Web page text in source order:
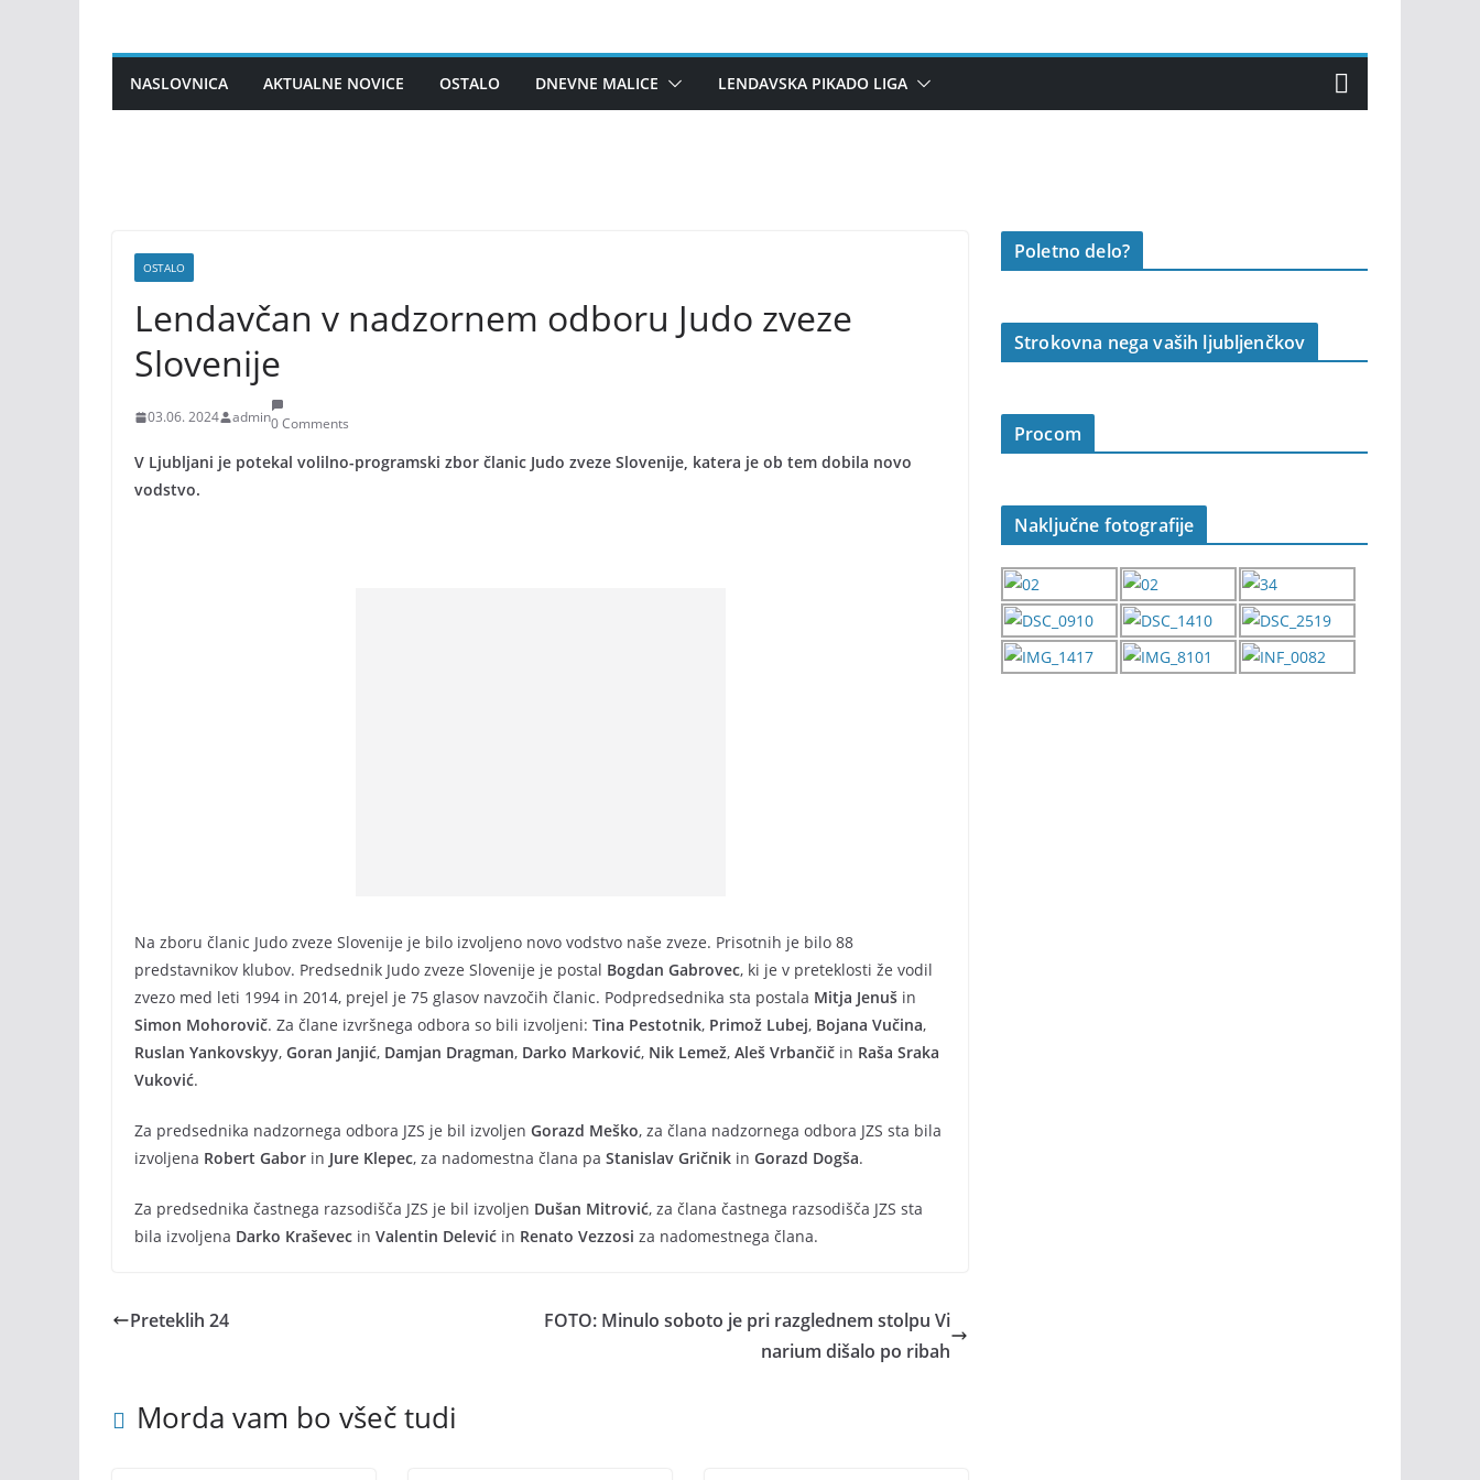
contentNASLOVNICA AKTUALNE NOVICE OSTALO DNEVNE MALICE LENDAVSKA PIKADO LIGA
OSTALO
Lendavčan v nadzornem odboru Judo zveze
Slovenije
03.06. 2024 admin0 Comments
V Ljubljani je potekal volilno-programski zbor članic Judo zveze Slovenije, katera je ob tem dobila novo
vodstvo.
Na zboru članic Judo zveze Slovenije je bilo izvoljeno novo vodstvo naše zveze. Prisotnih je bilo 88
predstavnikov klubov. Predsednik Judo zveze Slovenije je postal Bogdan Gabrovec, ki je v preteklosti že vodil
zvezo med leti 1994 in 2014, prejel je 75 glasov navzočih članic. Podpredsednika sta postala Mitja Jenuš in
Simon Mohorovič. Za člane izvršnega odbora so bili izvoljeni: Tina Pestotnik, Primož Lubej, Bojana Vučina,
Ruslan Yankovskyy, Goran Janjić, Damjan Dragman, Darko Marković, Nik Lemež, Aleš Vrbančič in Raša Sraka
Vuković.
Za predsednika nadzornega odbora JZS je bil izvoljen Gorazd Meško, za člana nadzornega odbora JZS sta bila
izvoljena Robert Gabor in Jure Klepec, za nadomestna člana pa Stanislav Gričnik in Gorazd Dogša.
Za predsednika častnega razsodišča JZS je bil izvoljen Dušan Mitrović, za člana častnega razsodišča JZS sta
bila izvoljena Darko Kraševec in Valentin Delević in Renato Vezzosi za nadomestnega člana.
Preteklih 24
FOTO: Minulo soboto je pri razglednem stolpu Vi
narium dišalo po ribah
Morda vam bo všeč tudi
Poletno delo?
Strokovna nega vaših ljubljenčkov
Procom
Naključne fotografije